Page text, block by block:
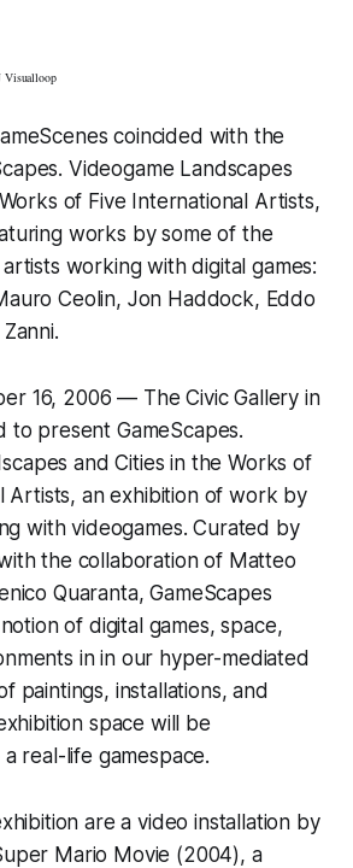
Visualloop
coincided with the
Videogame Landscapes
of Five International Artists,
works by some of the
working with digital games:
Ceolin, Jon Haddock, Eddo
16, 2006 — The Civic Gallery in
to present GameScapes.
and Cities in the Works of
Artists, an exhibition of work by
with videogames. Curated by
the collaboration of Matteo
Quaranta, GameScapes
of digital games, space,
in in our hyper-mediated
paintings, installations, and
space will be
real-life gamespace.
are a video installation by
Mario Movie (2004), a